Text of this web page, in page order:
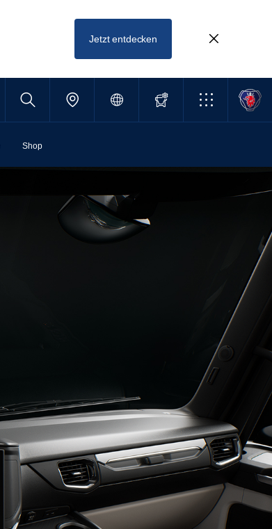
Jetzt entdecken
Shop